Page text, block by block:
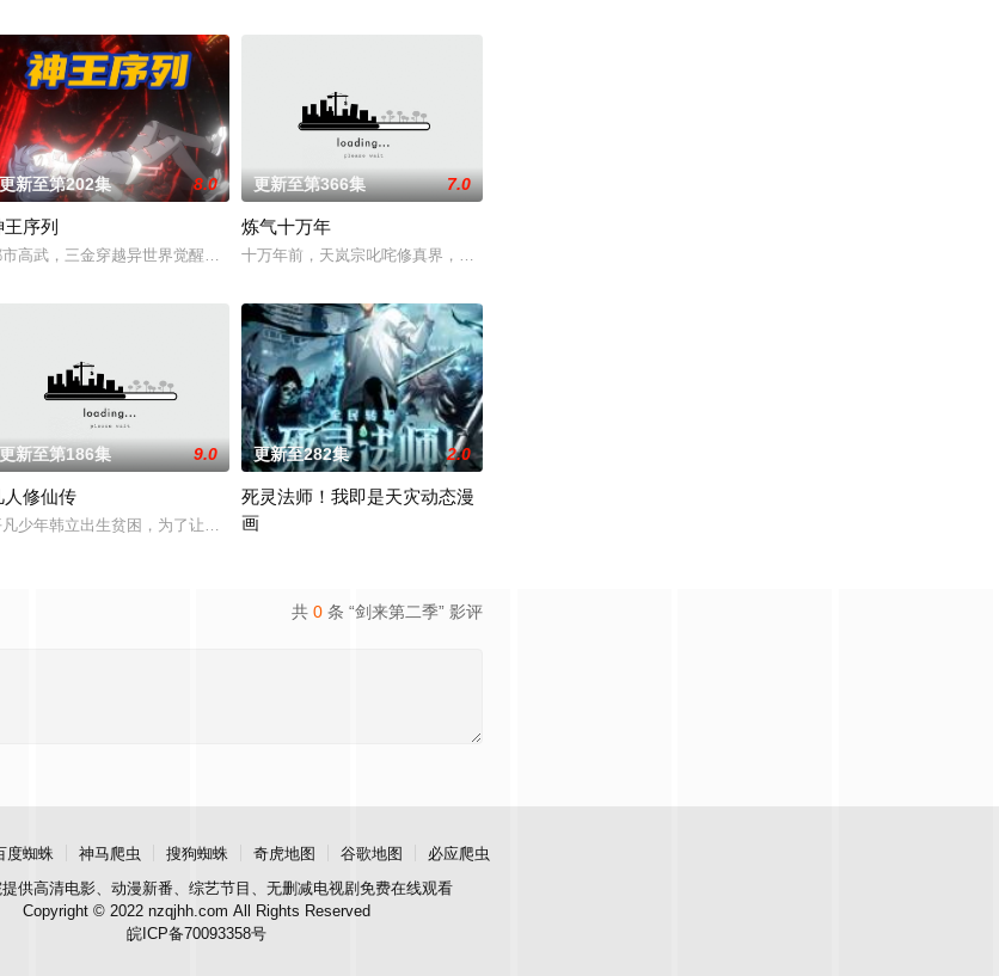
流、呈现崭新的花仙子世界
的过客。残面张开诡异之眼，所视之处生灵涂炭，化为永恒的禁区。残酷末世之下，人如刍狗，少年许青为生存狠辣前
更新至第202集 8.0
王序列
高武，三金穿越异世界觉醒最强序列003“鲜血君王”，不仅可以无视一切痛觉，还可以将血液变成任何武器，更夸张的是每次击杀妖魔，血液强
更新至第366集 7.0
炼气十万年
十万年前，天岚宗叱咤修真界，宗内弟子皆是天骄，所向披靡。唯独开山弟子徐阳一直是炼气期，为突破修为
，是否真的存留有破碎神格？路途坎坷，险象迭生！素不相识的两位少年将如何
他才刚将剑武魂修炼成雏形，未婚妻姬漫夭就趁机夺走了他的武魂，还导致其差点吐血身亡。与此同时，林枫的精神进
更新至第186集 9.0
人修仙传
少年韩立出生贫困，为了让家人过上更好的生活，自愿前去七玄门参加入门考核，最终被墨大夫收入门下。墨大夫一开始对韩立悉心培养、传
更新至282集 2.0
死灵法师！我即是天灾动态漫
画
共 0 条 “剑来第二季” 影评
度蜘蛛 神马爬虫 搜狗蜘蛛 奇虎地图 谷歌地图
必应爬虫
提供高清电影、动漫新番、综艺节目、无删减电视剧免费在线观看
Copyright © 2022 nzqjhh.com All Rights Reserved
皖ICP备70093358号